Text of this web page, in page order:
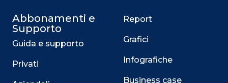
Abbonamenti e
Supporto
Guida e supporto
Privati
Report
Grafici
Infografiche
Business case